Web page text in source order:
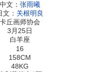
中文： 张雨曦
文： 关根明良
卡丘画师协会
3月25日
白羊座
16
158CM
48KG